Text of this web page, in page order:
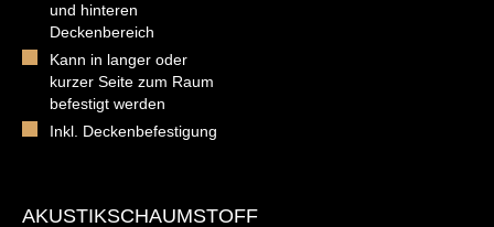
und hinteren
Deckenbereich
Kann in langer oder
kurzer Seite zum Raum
befestigt werden
Inkl. Deckenbefestigung
AKUSTIKSCHAUMSTOFF